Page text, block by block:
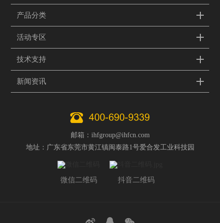
产品分类
活动专区
技术支持
新闻资讯
400-690-9339
邮箱：ihfgroup@ihfcn.com
地址：广东省东莞市黄江镇闽泰路1号爱合发工业科技园
微信二维码 抖音二维码